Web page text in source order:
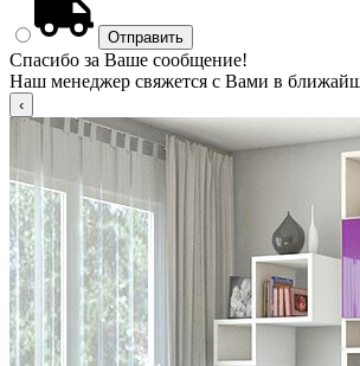
Спасибо за Ваше сообщение!
Наш менеджер свяжется с Вами в